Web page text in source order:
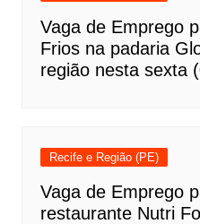
Vaga de Emprego
Frios na padaria
região nesta sexta
Recife e Região (PE)
Vaga de Emprego
restaurante Nutri